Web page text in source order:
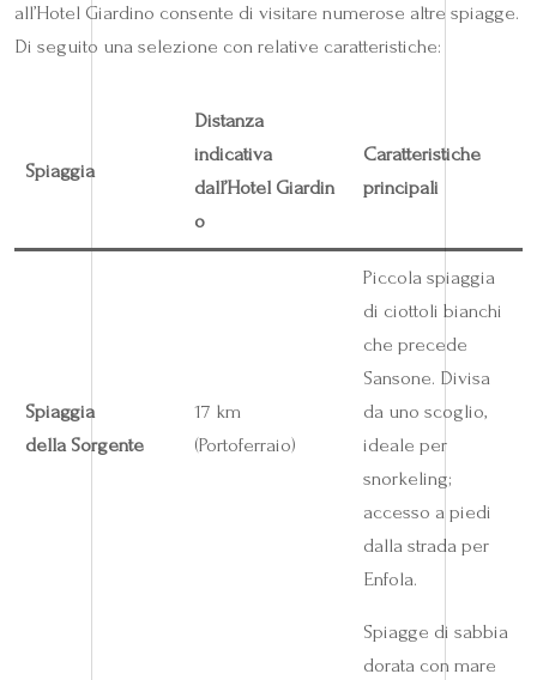
all’Hotel Giardino consente di visitare numerose altre spiagge.
Di seguito una selezione con relative caratteristiche:
Spiaggia
Distanza
indicativa
dall’Hotel Giardin
o
Caratteristiche
principali
Spiaggia
della Sorgente
17 km
(Portoferraio)
Piccola spiaggia
di ciottoli bianchi
che precede
Sansone. Divisa
da uno scoglio,
ideale per
snorkeling;
accesso a piedi
dalla strada per
Enfola.
Spiagge di sabbia
dorata con mare